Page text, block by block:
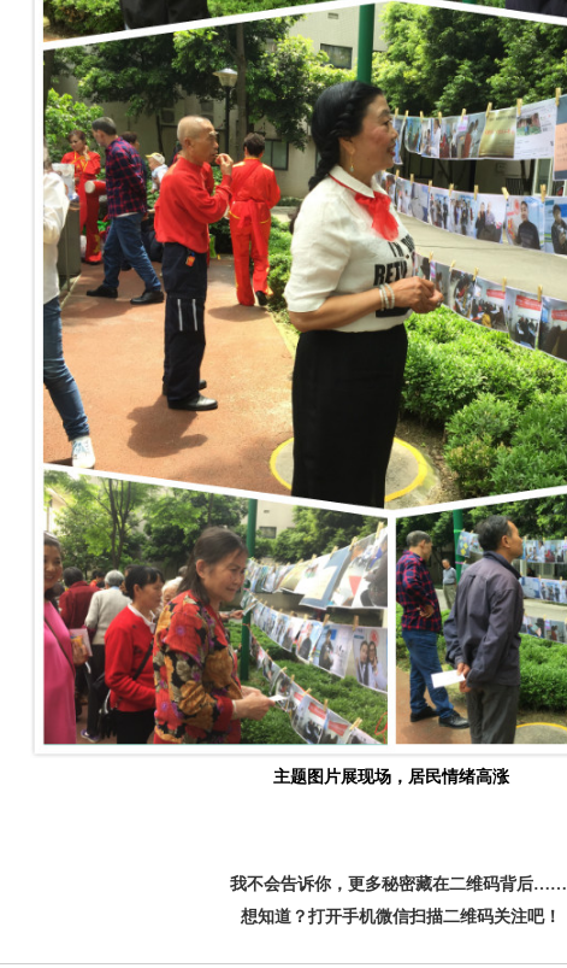
主题图片展现场，居民情绪高涨
我不会告诉你，更多秘密藏在二维码背后……
想知道？打开手机微信扫描二维码关注吧！